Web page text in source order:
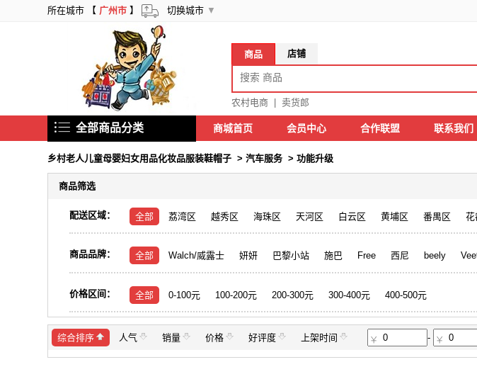
所在城市 【 广州市 】 切换城市 ▼
商品 店铺
农村电商 卖货郎
全部商品分类 商城首页 会员中心 合作联盟 联系我们
乡村老人儿童母婴妇女用品化妆品服装鞋帽子 > 汽车服务 > 功能升级
商品筛选
配送区域： 全部 荔湾区 越秀区 海珠区 天河区 白云区 黄埔区 番禺区 花
商品品牌： 全部 Walch/威露士 妍妍 巴黎小站 施巴 Free 西尼 beely
价格区间： 全部 0-100元 100-200元 200-300元 300-400元 400-500元
综合排序 人气 销量 价格 好评度 上架时间 -